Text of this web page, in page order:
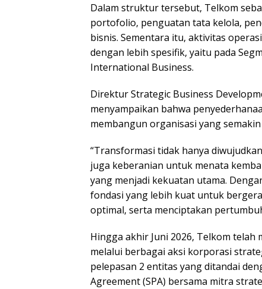
Dalam struktur tersebut, Telkom
portofolio, penguatan tata kelola,
bisnis. Sementara itu, aktivitas
dengan lebih spesifik, yaitu pada
International Business.
Direktur Strategic Business
menyampaikan bahwa
membangun organisasi yang
“Transformasi tidak hanya
juga keberanian untuk menata
yang menjadi kekuatan utama.
fondasi yang lebih kuat untuk
optimal, serta menciptakan
Hingga akhir Juni 2026, Telkom
melalui berbagai aksi korporasi
pelepasan 2 entitas yang ditandai
Agreement (SPA) bersama mitra